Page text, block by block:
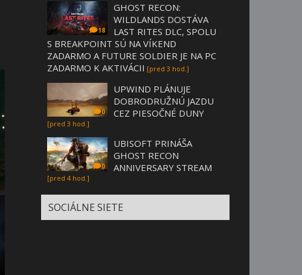
18
GHOST RECON:
WILDLANDS DOSTÁVA
LAST RITES DLC, SPOLU
S BREAKPOINT SÚ NA VÍKEND
ZADARMO A FUTURE SOLDIER JE NA PC
ZADARMO K AKTIVÁCII [pred 3 hod.]
0
UPWIND PLÁNUJE
DOBRODRUŽNÚ JAZDU
CEZ PIESOČNÉ DUNY
[pred 3 hod.]
0
UBISOFT PRINÁŠA
GHOST RECON
ANNIVERSARY STREAM
[pred 4 hod.]
SOCIÁLNE SIETE